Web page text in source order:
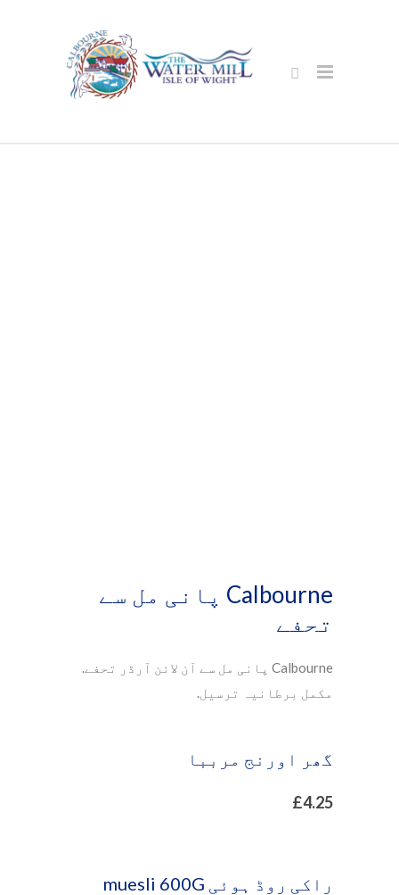
Calbourne پانی مل سے
تحفے
Calbourne پانی مل سے آن لائن آرڈر تحفے.
مکمل برطانیہ ترسیل.
گھر اورنج مرببا
£4.25
راکی روڈ ہوئی muesli 600G